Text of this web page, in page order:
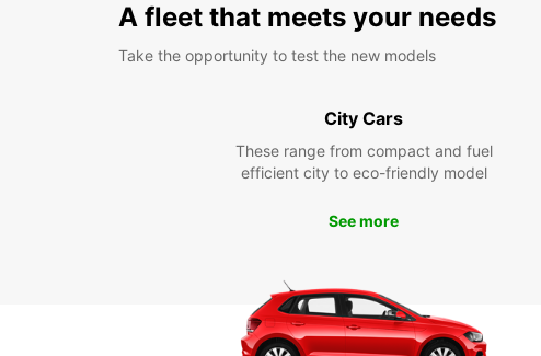
A fleet that meets your needs
Take the opportunity to test the new models
City Cars
These range from compact and fuel
efficient city to eco-friendly model
See more